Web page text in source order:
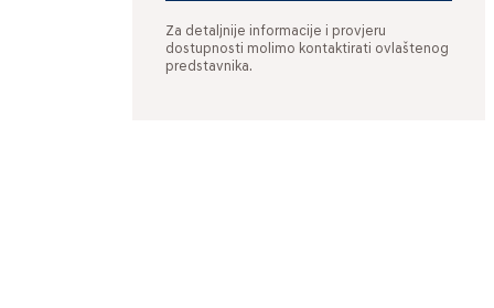
Za detaljnije informacije i provjeru
dostupnosti molimo kontaktirati ovlaštenog
predstavnika.